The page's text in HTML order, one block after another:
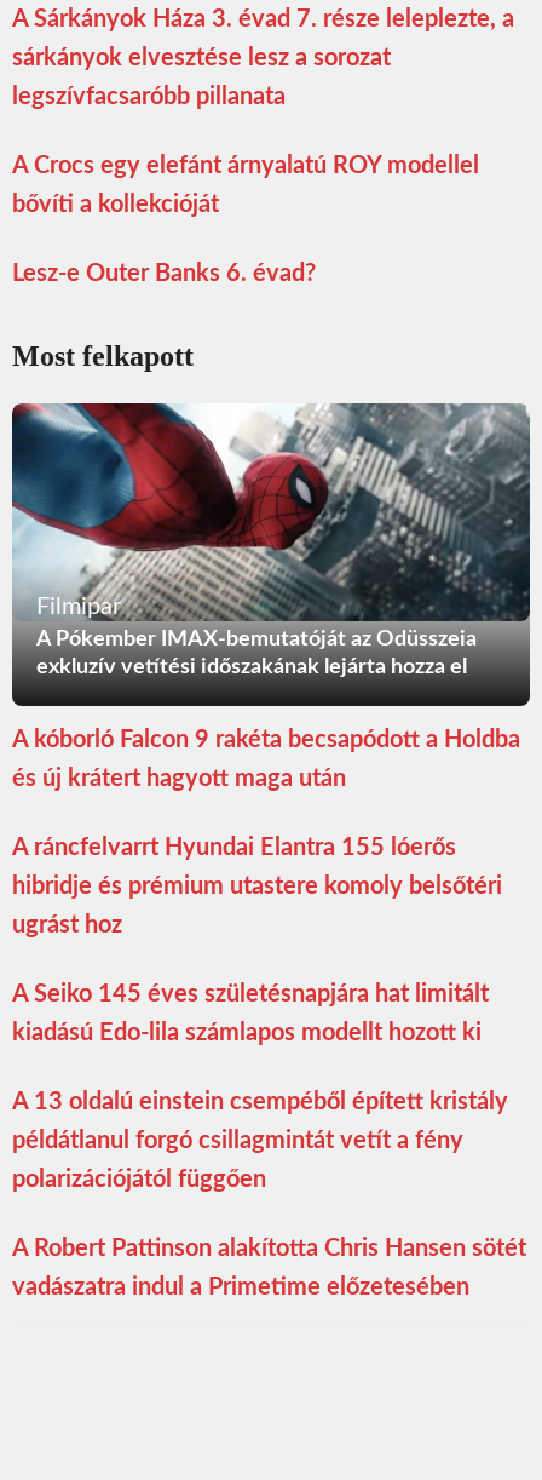
A Sárkányok Háza 3. évad 7. része leleplezte, a
sárkányok elvesztése lesz a sorozat
legszívfacsaróbb pillanata
A Crocs egy elefánt árnyalatú ROY modellel
bővíti a kollekcióját
Lesz-e Outer Banks 6. évad?
Most felkapott
Filmipar
A Pókember IMAX-bemutatóját az Odüsszeia
exkluzív vetítési időszakának lejárta hozza el
A kóborló Falcon 9 rakéta becsapódott a Holdba
és új krátert hagyott maga után
A ráncfelvarrt Hyundai Elantra 155 lóerős
hibridje és prémium utastere komoly belsőtéri
ugrást hoz
A Seiko 145 éves születésnapjára hat limitált
kiadású Edo-lila számlapos modellt hozott ki
A 13 oldalú einstein csempéből épített kristály
példátlanul forgó csillagmintát vetít a fény
polarizációjától függően
A Robert Pattinson alakította Chris Hansen sötét
vadászatra indul a Primetime előzetesében